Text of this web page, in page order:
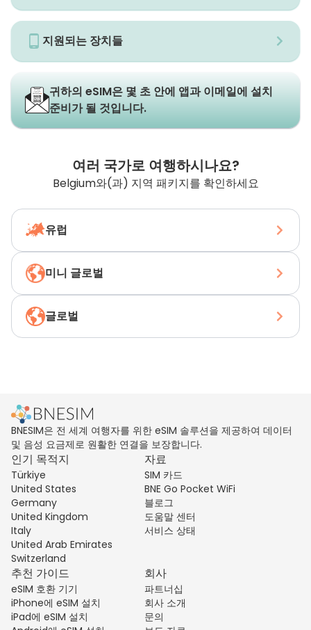
지원되는 장치들
귀하의 eSIM은 몇 초 안에 앱과 이메일에 설치
준비가 될 것입니다.
여러 국가로 여행하시나요?
Belgium와(과) 지역 패키지를 확인하세요
유럽
미니 글로벌
글로벌
BNESIM은 전 세계 여행자를 위한 eSIM 솔루션을 제공하여 데이터
및 음성 요금제로 원활한 연결을 보장합니다.
인기 목적지
Türkiye
United States
Germany
United Kingdom
Italy
United Arab Emirates
Switzerland
자료
SIM 카드
BNE Go Pocket WiFi
블로그
도움말 센터
서비스 상태
추천 가이드
eSIM 호환 기기
iPhone에 eSIM 설치
iPad에 eSIM 설치
회사
파트너십
회사 소개
문의